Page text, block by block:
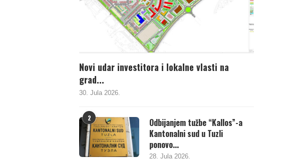
Novi udar investitora i lokalne vlasti na
grad...
30. Jula 2026.
2
Odbijanjem tužbe “Kallos”-a
Kantonalni sud u Tuzli
ponovo...
28. Jula 2026.